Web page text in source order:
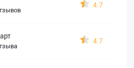
4.7
4.7